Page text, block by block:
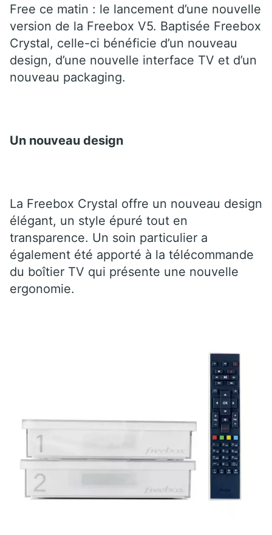
Free ce matin : le lancement d’une nouvelle
version de la Freebox V5. Baptisée Freebox
Crystal, celle-ci bénéficie d’un nouveau
design, d’une nouvelle interface TV et d’un
nouveau packaging.
Un nouveau design
La Freebox Crystal offre un nouveau design
élégant, un style épuré tout en
transparence. Un soin particulier a
également été apporté à la télécommande
du boîtier TV qui présente une nouvelle
ergonomie.